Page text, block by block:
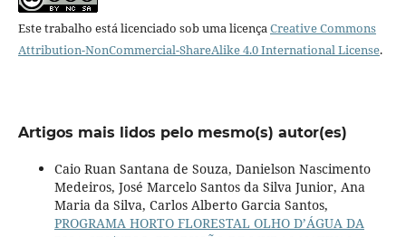
Este trabalho está licenciado sob uma licençaCreative Commons
Attribution-NonCommercial-ShareAlike 4.0 International License.
Artigos mais lidos pelo mesmo(s) autor(es)
Caio Ruan Santana de Souza, Danielson Nascimento
Medeiros, José Marcelo Santos da Silva Junior, Ana
Maria da Silva, Carlos Alberto Garcia Santos,
PROGRAMA HORTO FLORESTAL OLHO D’ÁGUA DA